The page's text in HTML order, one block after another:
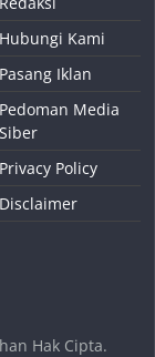
Hubungi Kami
Pasang Iklan
Pedoman Media
Siber
Privacy Policy
Disclaimer
Hak Cipta.